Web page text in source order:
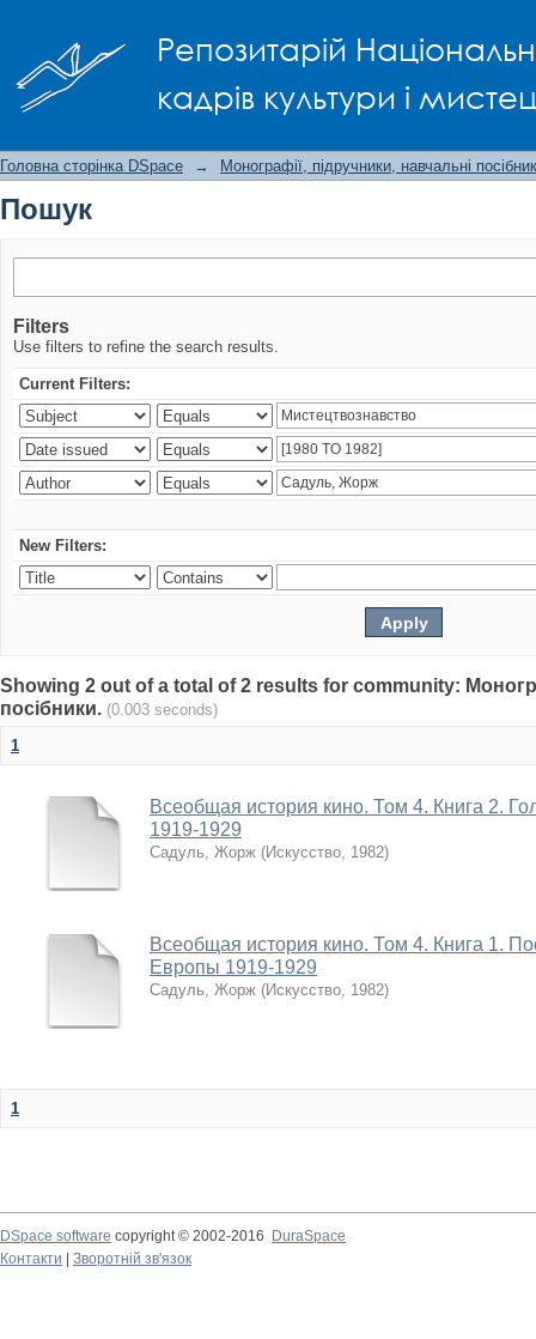
Репозитарій
кадрів культури і
Головна сторінка DSpace → Монографії, підручники, навчальні
Пошук
Filters
Use filters to refine the search results.
Current Filters:
New Filters:
Showing 2 out of a total of 2 results for community:
посібники. (0.003 seconds)
1
Всеобщая история кино. Том 4. Книга 2.
1919-1929
Садуль, Жорж (Искусство, 1982)
Всеобщая история кино. Том 4. Книга 1.
Европы 1919-1929
Садуль, Жорж (Искусство, 1982)
1
DSpace software copyright © 2002-2016
DuraSpace
Контакти
Зворотній зв'язок